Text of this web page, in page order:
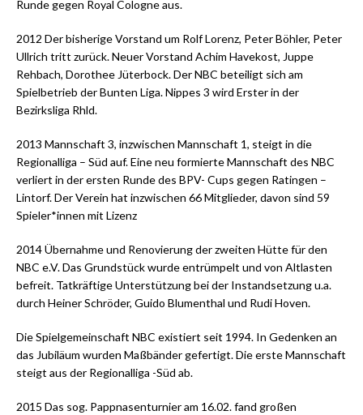
Runde gegen Royal Cologne aus.
2012 Der bisherige Vorstand um Rolf Lorenz, Peter Böhler, Peter
Ullrich tritt zurück. Neuer Vorstand Achim Havekost, Juppe
Rehbach, Dorothee Jüterbock. Der NBC beteiligt sich am
Spielbetrieb der Bunten Liga. Nippes 3 wird Erster in der
Bezirksliga Rhld.
2013 Mannschaft 3, inzwischen Mannschaft 1, steigt in die
Regionalliga – Süd auf. Eine neu formierte Mannschaft des NBC
verliert in der ersten Runde des BPV- Cups gegen Ratingen –
Lintorf. Der Verein hat inzwischen 66 Mitglieder, davon sind 59
Spieler*innen mit Lizenz
2014 Übernahme und Renovierung der zweiten Hütte für den
NBC e.V. Das Grundstück wurde entrümpelt und von Altlasten
befreit. Tatkräftige Unterstützung bei der Instandsetzung u.a.
durch Heiner Schröder, Guido Blumenthal und Rudi Hoven.
Die Spielgemeinschaft NBC existiert seit 1994. In Gedenken an
das Jubiläum wurden Maßbänder gefertigt. Die erste Mannschaft
steigt aus der Regionalliga -Süd ab.
2015 Das sog. Pappnasenturnier am 16.02. fand großen